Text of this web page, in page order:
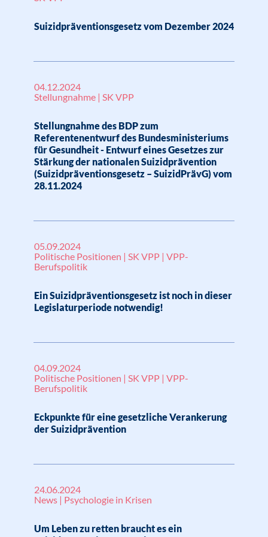
Suizidpräventionsgesetz vom Dezember 2024
04.12.2024
Stellungnahme | SK VPP
Stellungnahme des BDP zum
Referentenentwurf des Bundesministeriums
für Gesundheit - Entwurf eines Gesetzes zur
Stärkung der nationalen Suizidprävention
(Suizidpräventionsgesetz – SuizidPrävG) vom
28.11.2024
05.09.2024
Politische Positionen | SK VPP | VPP-
Berufspolitik
Ein Suizidpräventionsgesetz ist noch in dieser
Legislaturperiode notwendig!
04.09.2024
Politische Positionen | SK VPP | VPP-
Berufspolitik
Eckpunkte für eine gesetzliche Verankerung
der Suizidprävention
24.06.2024
News | Psychologie in Krisen
Um Leben zu retten braucht es ein